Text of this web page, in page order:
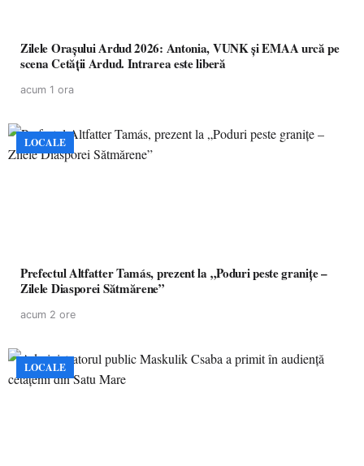
Zilele Orașului Ardud 2026: Antonia, VUNK și EMAA urcă pe
scena Cetății Ardud. Intrarea este liberă
acum 1 ora
LOCALE
Prefectul Altfatter Tamás, prezent la „Poduri peste granițe –
Zilele Diasporei Sătmărene”
acum 2 ore
LOCALE